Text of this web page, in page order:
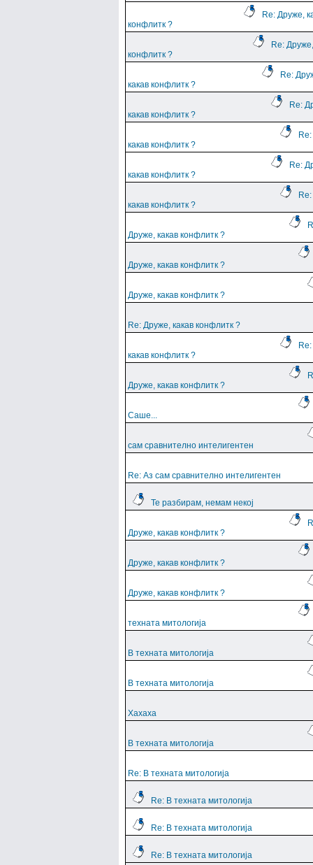
Re: Друже,
конфлитк ?
Re:
конфлитк ?
Re:
какав конфлитк ?
Re:
какав конфлитк ?
какав конфлитк ?
Re:
какав конфлитк ?
какав конфлитк ?
Друже, какав конфлитк ?
Друже, какав конфлитк ?
Друже, какав конфлитк ?
Re: Друже, какав конфлитк ?
какав конфлитк ?
Друже, какав конфлитк ?
Саше...
сам сравнително интелигентен
Re: Аз сам сравнително интелигентен
Те разбирам, немам некој
Друже, какав конфлитк ?
Друже, какав конфлитк ?
Друже, какав конфлитк ?
техната митологија
В техната митологија
В техната митологија
Хахаха
В техната митологија
Re: В техната митологија
Re: В техната митологија
Re: В техната митологија
Re: В техната митологија